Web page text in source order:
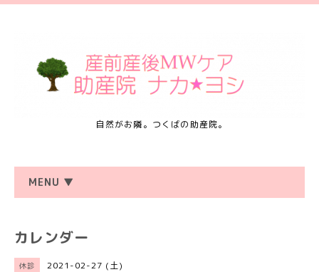
自然がお隣。つくばの助産院。
MENU ▼
カレンダー
休診 2021-02-27 (土)